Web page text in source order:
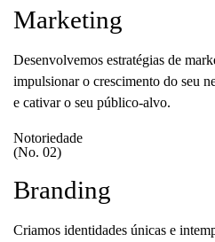
Marketing
Desenvolvemos estratégias de
impulsionar o crescimento do seu
e cativar o seu público-alvo.
Notoriedade
(No. 02)
Branding
Criamos identidades únicas e